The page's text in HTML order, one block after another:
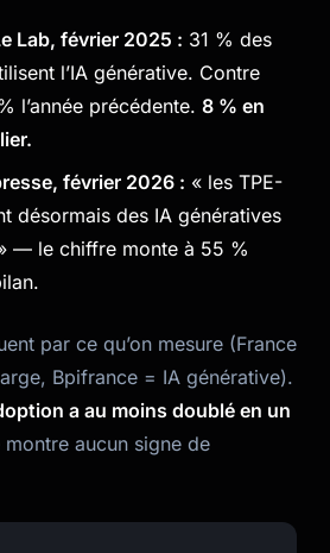
Lab, février 2025 : 31 % des
l’IA générative. Contre
l’année précédente. 8 % en
février 2026 : « les TPE-
désormais des IA génératives
— le chiffre monte à 55 %
par ce qu’on mesure (France
Bpifrance = IA générative).
a au moins doublé en un
aucun signe de
· là pour t'aider